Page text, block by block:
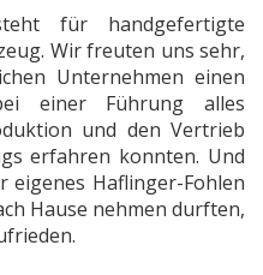
für handgefertigte
Wir freuten uns sehr,
Unternehmen einen
einer Führung alles
und den Vertrieb
erfahren konnten. Und
eigenes Haflinger-Fohlen
Hause nehmen durften,